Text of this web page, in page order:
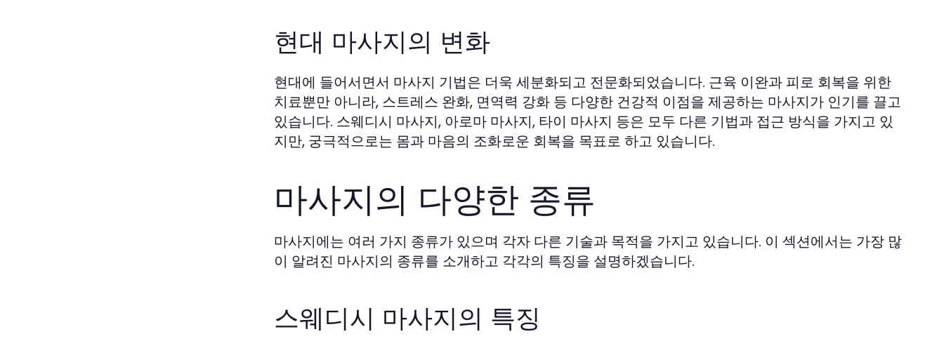
현대 마사지의 변화
현대에 들어서면서 마사지 기법은 더욱 세분화되고 전문화되었습니다. 근육 이완과 피로 회복을 위한
치료뿐만 아니라, 스트레스 완화, 면역력 강화 등 다양한 건강적 이점을 제공하는 마사지가 인기를 끌고
있습니다. 스웨디시 마사지, 아로마 마사지, 타이 마사지 등은 모두 다른 기법과 접근 방식을 가지고 있
지만, 궁극적으로는 몸과 마음의 조화로운 회복을 목표로 하고 있습니다.
마사지의 다양한 종류
마사지에는 여러 가지 종류가 있으며 각자 다른 기술과 목적을 가지고 있습니다. 이 섹션에서는 가장 많
이 알려진 마사지의 종류를 소개하고 각각의 특징을 설명하겠습니다.
스웨디시 마사지의 특징